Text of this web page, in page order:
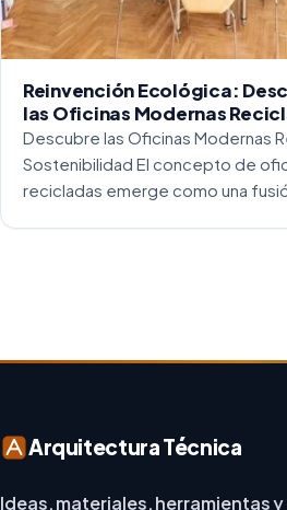
Reinvención Ecológica:
las Oficinas Modernas
Descubre las Oficinas Modernas
Sostenibilidad El concepto de
recicladas emerge como una
Arquitectura Técnica
Ideas, materiales, herramientas